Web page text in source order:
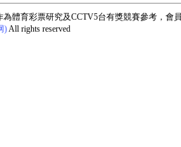
體育彩票研究及CCTV5台有獎競賽參考，
)All rights reserved